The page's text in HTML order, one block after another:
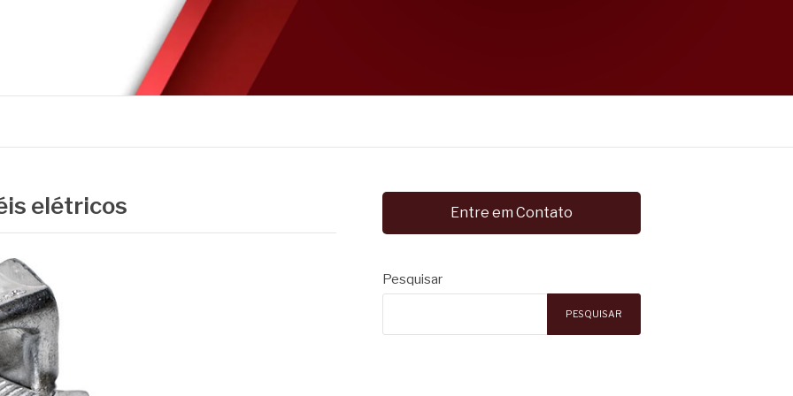
elétricos Entre em Contato
Pesquisar
PESQUISAR